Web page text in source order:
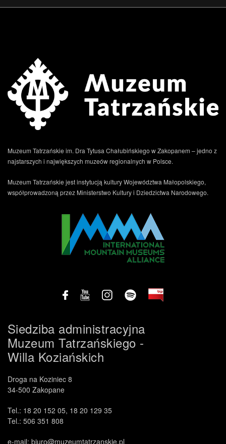
Muzeum Tatrzańskie im. Dra Tytusa Chałubińskiego w Zakopanem – jedno z
najstarszych i największych muzeów regionalnych w Polsce.
Muzeum Tatrzańskie jest instytucją kultury Województwa Małopolskiego,
współprowadzoną przez Ministerstwo Kultury i Dziedzictwa Narodowego.
Siedziba administracyjna
Muzeum Tatrzańskiego -
Willa Koziańskich
Droga na Koziniec 8
34-500 Zakopane
Tel.: 18 20 152 05, 18 20 129 35
Tel.: 506 351 808
e-mail: biuro@muzeumtatrzanskie.pl